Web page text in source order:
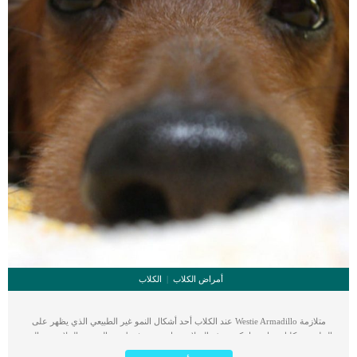
أمراض الكلاب الكلاب
متلازمة Westie Armadillo عند الكلاب أحد أشكال النمو غير الطبيعي الذي يظهر على
الجلد عند كلبك. عادة ما تكون هذه المتلازمة ناتجة عن فرط نمو الخميرة الملاسيزية التي
تحدث بشكل طبيعي أو تتفاقم. فى بعض الحالات تتطور عدوى الخميرة الى ان تصيب